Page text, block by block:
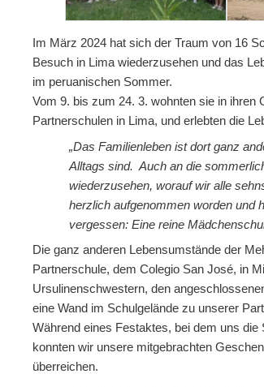
Im März 2024 hat sich der Traum von 16
Besuch in Lima wiederzusehen und das
im peruanischen Sommer.
Vom 9. bis zum 24. 3. wohnten sie in ihren
Partnerschulen in Lima, und erlebten die
„Das Familienleben ist dort ganz
Alltags sind. Auch an die
wiederzusehen, worauf wir alle
herzlich aufgenommen worden und
vergessen: Eine reine
Die ganz anderen Lebensumstände der
Partnerschule, dem Colegio San José, in
Ursulinenschwestern, den
eine Wand im Schulgelände zu unserer
Während eines Festaktes, bei dem uns
konnten wir unsere mitgebrachten
überreichen.